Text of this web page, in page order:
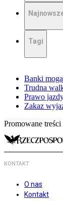
Tagi
Banki
Trudna
Prawo
Zakaz
Promowane treści
KONTAKT
O nas
Kontakt